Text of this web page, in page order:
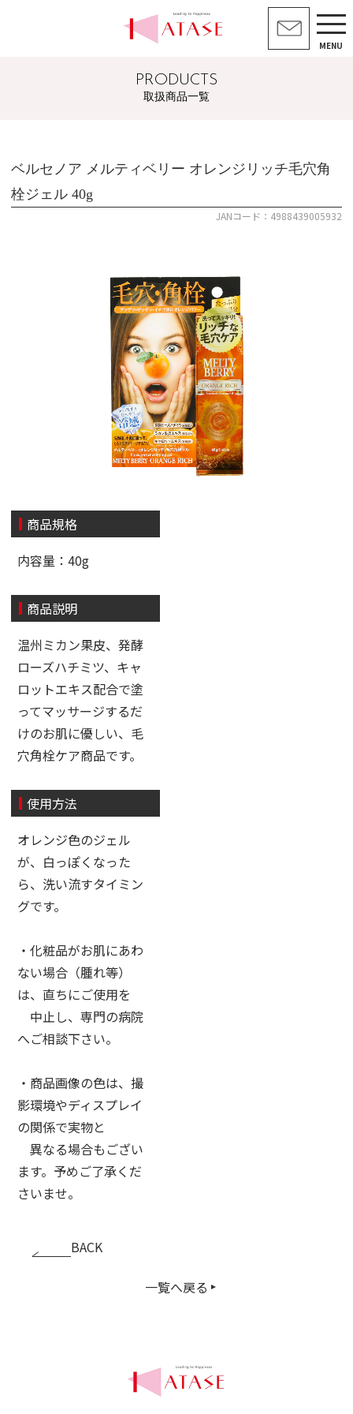
MENU
PRODUCTS
取扱商品一覧
ベルセノア メルティベリー オレンジリッチ毛穴角
栓ジェル 40g
JANコード：4988439005932
商品規格
内容量：40g
商品説明
温州ミカン果皮、発酵
ローズハチミツ、キャ
ロットエキス配合で塗
ってマッサージするだ
けのお肌に優しい、毛
穴角栓ケア商品です。
使用方法
オレンジ色のジェル
が、白っぽくなった
ら、洗い流すタイミン
グです。
・化粧品がお肌にあわ
ない場合（腫れ等）
は、直ちにご使用を
中止し、専門の病院
へご相談下さい。
・商品画像の色は、撮
影環境やディスプレイ
の関係で実物と
異なる場合もござい
ます。予めご了承くだ
さいませ。
BACK
一覧へ戻る